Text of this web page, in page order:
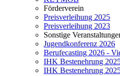
Förderverein
Preisverleihung 2025
Preisverleihung 2023
Sonstige
Jugendkonferenz 2026
Berufecasting 2026 -
IHK Bestenehrung
IHK Bestenehrung